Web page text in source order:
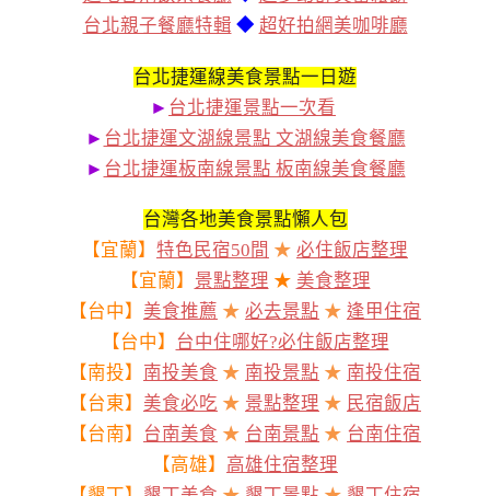
台北親子餐廳特輯 ◆ 超好拍網美咖啡廳
台北捷運線美食景點一日遊
► 台北捷運景點一次看
► 台北捷運文湖線景點 文湖線美食餐廳
► 台北捷運板南線景點 板南線美食餐廳
台灣各地美食景點懶人包
【宜蘭】 特色民宿50間 ★ 必住飯店整理
【宜蘭】 景點整理 ★ 美食整理
【台中】 美食推薦 ★ 必去景點 ★ 逢甲住宿
【台中】 台中住哪好?必住飯店整理
【南投】 南投美食 ★ 南投景點 ★ 南投住宿
【台東】 美食必吃 ★ 景點整理 ★ 民宿飯店
【台南】 台南美食 ★ 台南景點 ★ 台南住宿
【高雄】 高雄住宿整理